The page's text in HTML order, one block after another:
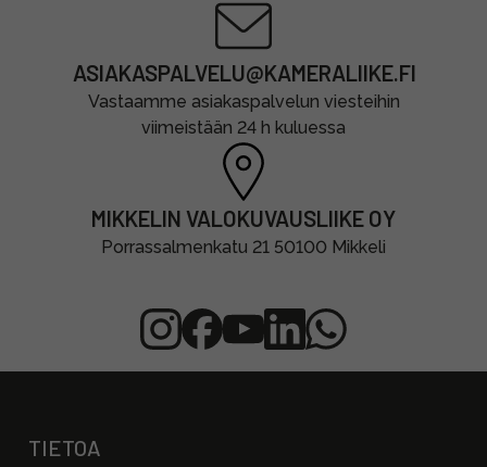
ASIAKASPALVELU@KAMERALIIKE.FI
Vastaamme asiakaspalvelun viesteihin
viimeistään 24 h kuluessa
MIKKELIN VALOKUVAUSLIIKE OY
Porrassalmenkatu 21 50100 Mikkeli
TIETOA